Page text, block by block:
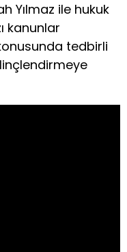
Yılmaz ile hukuk
kanunlar
tedbirli